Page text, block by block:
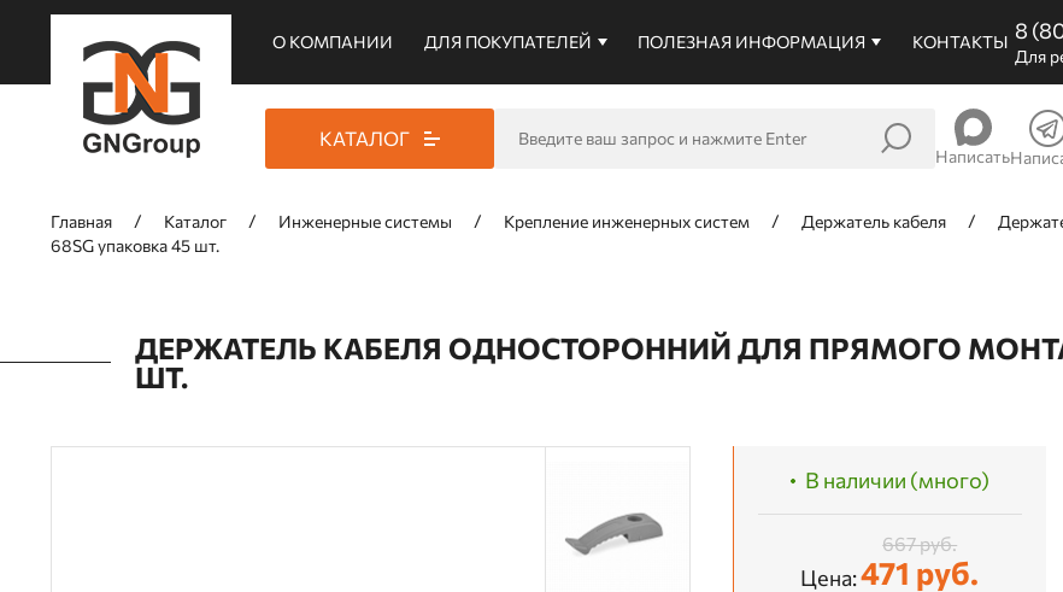
О КОМПАНИИ ДЛЯ ПОКУПАТЕЛЕЙ ПОЛЕЗНАЯ ИНФОРМАЦИЯ КОНТАКТЫ 8
Для
КАТАЛОГ
Написать
Главная Каталог Инженерные системы Крепление инженерных систем Держатель кабеля
68SG упаковка 45 шт.
ДЕРЖАТЕЛЬ КАБЕЛЯ ОДНОСТОРОННИЙ ДЛЯ ПРЯМОГО
ШТ.
В наличии (много)
Цена:
667 руб.
471 руб.